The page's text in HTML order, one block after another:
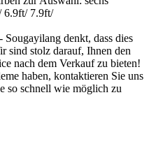
6.9ft/ 7.9ft/
denkt, dass dies
sind stolz darauf, Ihnen den
nach dem Verkauf zu bieten!
haben, kontaktieren Sie uns
so schnell wie möglich zu